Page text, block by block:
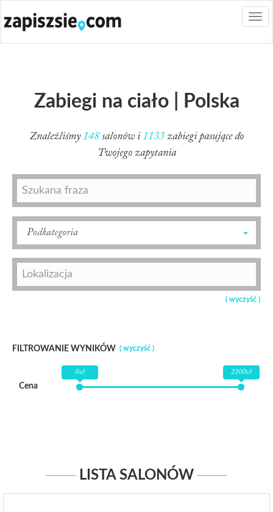
Zabiegi na ciało | Polska
Znaleźliśmy148salonów i1133 zabiegi pasujące do
Twojego zapytania
Podkategoria
( wyczyść )
FILTROWANIE WYNIKÓW ( wyczyść )
Cena
0zł 2100zł
LISTA SALONÓW